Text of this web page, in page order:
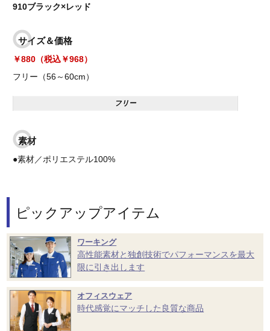
910ブラック×レッド
サイズ＆価格
￥880（税込￥968）
フリー（56～60cm）
フリー
素材
●素材／ポリエステル100%
ピックアップアイテム
ワーキング
高性能素材と独創技術でパフォーマンスを最大
限に引き出します
オフィスウェア
時代感覚にマッチした良質な商品